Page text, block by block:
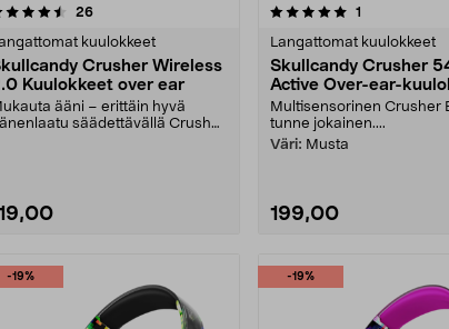
26arvostelut
kuulokkeet
Crusher Wireless
Kuulokkeet over ear
ääni – erittäin hyvä
säädettävällä Crusher
5.0 viidestä
1
Langattomat kuulokkeet
Skullcandy Crusher
Active Over-ear-
musta
Multisensorinen Crusher
tunne jokainen....
Väri: Musta
199,00
0.0 viidestä
-19% -19%